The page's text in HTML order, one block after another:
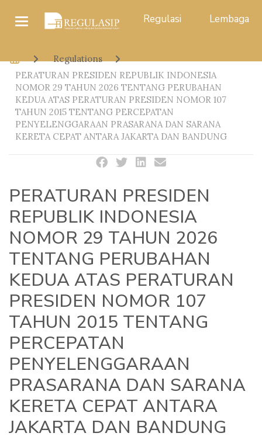
Regulasi Lembaga
Regulations
PERATURAN PRESIDEN REPUBLIK INDONESIA
NOMOR 29 TAHUN 2026 TENTANG PERUBAHAN
KEDUA ATAS PERATURAN PRESIDEN NOMOR 107
TAHUN 2015 TENTANG PERCEPATAN
PENYELENGGARAAN PRASARANA DAN SARANA
KERETA CEPAT ANTARA JAKARTA DAN BANDUNG
PERATURAN PRESIDEN
REPUBLIK INDONESIA
NOMOR 29 TAHUN 2026
TENTANG PERUBAHAN
KEDUA ATAS PERATURAN
PRESIDEN NOMOR 107
TAHUN 2015 TENTANG
PERCEPATAN
PENYELENGGARAAN
PRASARANA DAN SARANA
KERETA CEPAT ANTARA
JAKARTA DAN BANDUNG